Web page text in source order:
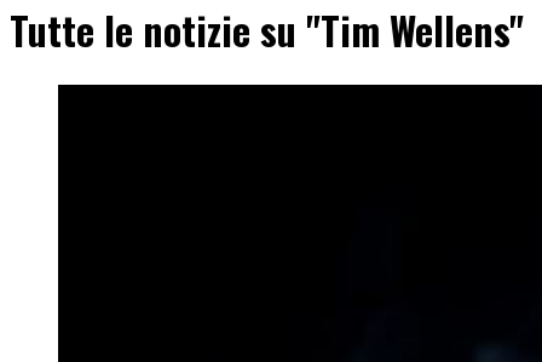
Tutte le notizie su "Tim Wellens"